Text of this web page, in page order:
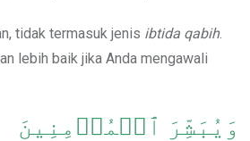
tidak termasuk jenis ibtida qabih.
lebih baik jika Anda mengawali
وَيُبَشِّرَ ٱلۡمُؤۡمِنِينَ